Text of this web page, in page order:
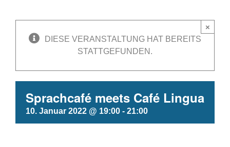
DIESE VERANSTALTUNG HAT BEREITS
STATTGEFUNDEN.
×
Sprachcafé meets Café Lingua
10. Januar 2022 @ 19:00 - 21:00